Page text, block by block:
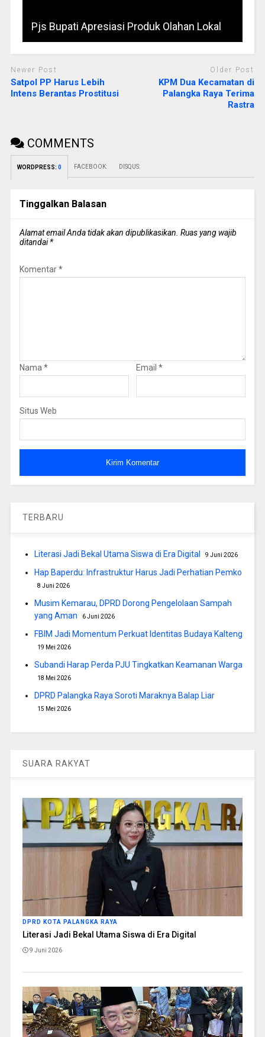
Pjs Bupati Apresiasi Produk Olahan Lokal
Newer Post
Satpol PP Harus Lebih
Intens Berantas Prostitusi
Older Post
KPM Dua Kecamatan di
Palangka Raya Terima
Rastra
COMMENTS
WORDPRESS: 0 FACEBOOK: DISQUS:
Tinggalkan Balasan
Alamat email Anda tidak akan dipublikasikan. Ruas yang wajib
ditandai*
Komentar*
Nama * Email *
Situs Web
TERBARU
Literasi Jadi Bekal Utama Siswa di Era Digital 9 Juni 2026
Hap Baperdu: Infrastruktur Harus Jadi Perhatian Pemko
8 Juni 2026
Musim Kemarau, DPRD Dorong Pengelolaan Sampah
yang Aman
6 Juni 2026
FBIM Jadi Momentum Perkuat Identitas Budaya Kalteng
19 Mei 2026
Subandi Harap Perda PJU Tingkatkan Keamanan Warga
18 Mei 2026
DPRD Palangka Raya Soroti Maraknya Balap Liar
15 Mei 2026
SUARA RAKYAT
DPRD KOTA PALANGKA RAYA
Literasi Jadi Bekal Utama Siswa di Era Digital
9 Juni 2026